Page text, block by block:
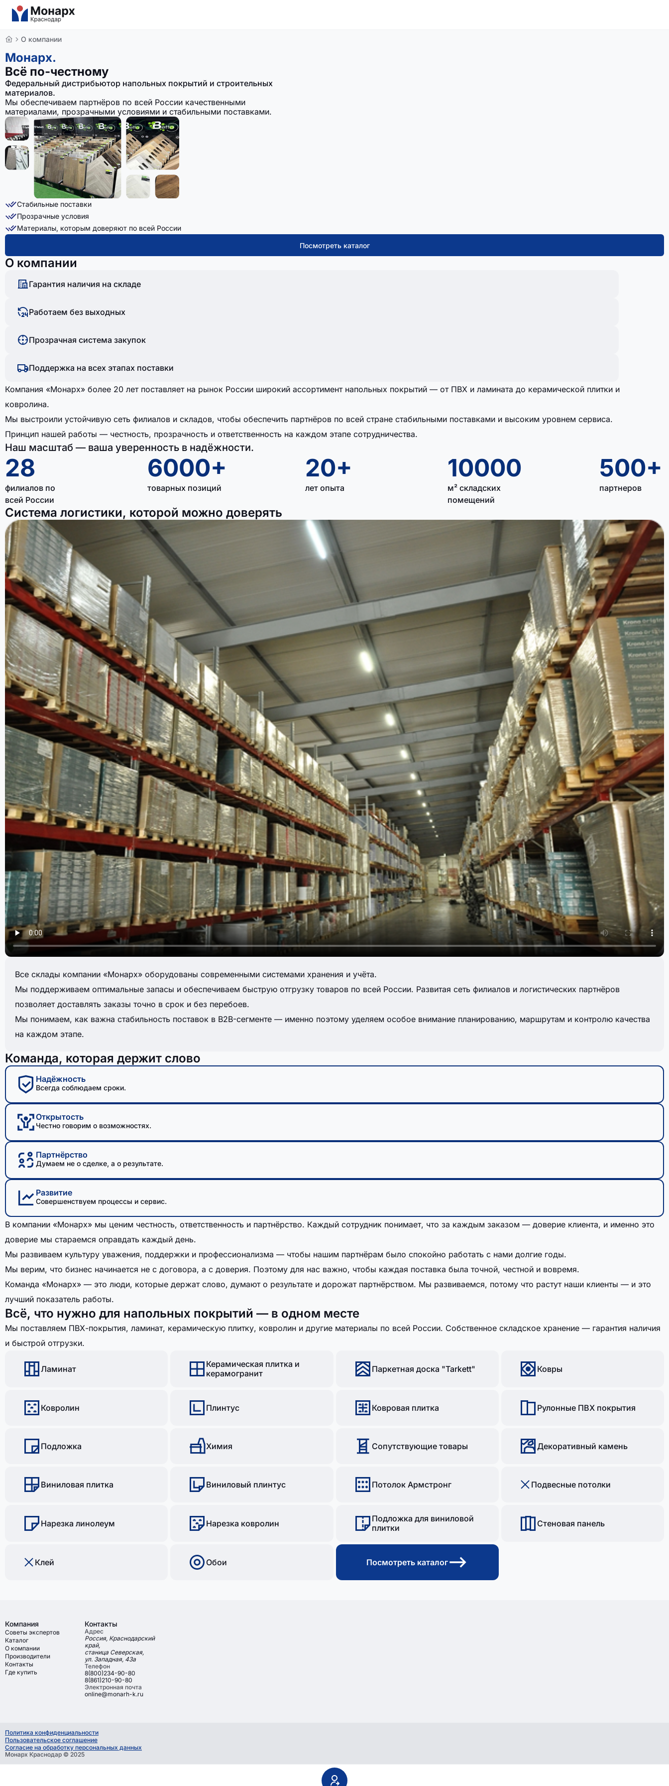
О компании
Монарх.
Всё по-честному
Федеральный дистрибьютор напольных покрытий и строительных
материалов.
Мы обеспечиваем партнёров по всей России качественными
материалами, прозрачными условиями и стабильными поставками.
Посмотреть каталог
Стабильные поставки
Прозрачные условия
Материалы, которым доверяют по всей России
О компании
Гарантия наличия на складе
Работаем без выходных
Прозрачная система закупок
Поддержка на всех этапах поставки
Компания «Монарх» более 20 лет поставляет на рынок России широкий ассортимент напольных покрытий — от ПВХ и ламината до керамической плитки и
ковролина.
Мы выстроили устойчивую сеть филиалов и складов, чтобы обеспечить партнёров по всей стране стабильными поставками и высоким уровнем сервиса.
Принцип нашей работы — честность, прозрачность и ответственность на каждом этапе сотрудничества.
Наш масштаб — ваша уверенность в надёжности.
28
филиалов по
всей России
6000+
товарных позиций
20+
лет опыта
10000
м² складских
помещений
500+
партнеров
Система логистики, которой можно доверять
Все склады компании «Монарх» оборудованы современными системами хранения и учёта.
Мы поддерживаем оптимальные запасы и обеспечиваем быструю отгрузку товаров по всей России. Развитая сеть филиалов и логистических партнёров
позволяет доставлять заказы точно в срок и без перебоев.
Мы понимаем, как важна стабильность поставок в B2B-сегменте — именно поэтому уделяем особое внимание планированию, маршрутам и контролю качества
на каждом этапе.
Команда, которая держит слово
В компании «Монарх» мы ценим честность, ответственность и партнёрство. Каждый сотрудник понимает, что за каждым заказом — доверие клиента, и именно это
доверие мы стараемся оправдать каждый день.
Мы развиваем культуру уважения, поддержки и профессионализма — чтобы нашим партнёрам было спокойно работать с нами долгие годы.
Мы верим, что бизнес начинается не с договора, а с доверия. Поэтому для нас важно, чтобы каждая поставка была точной, честной и вовремя.
Команда «Монарх» — это люди, которые держат слово, думают о результате и дорожат партнёрством. Мы развиваемся, потому что растут наши клиенты — и это
лучший показатель работы.
Надёжность
Всегда соблюдаем сроки.
Открытость
Честно говорим о возможностях.
Партнёрство
Думаем не о сделке, а о результате.
Развитие
Совершенствуем процессы и сервис.
Всё, что нужно для напольных покрытий — в одном месте
Мы поставляем ПВХ-покрытия, ламинат, керамическую плитку, ковролин и другие материалы по всей России. Собственное складское хранение — гарантия наличия
и быстрой отгрузки.
Ламинат
Керамическая плитка и
керамогранит
Паркетная доска "Tarkett" Ковры
Ковролин Плинтус Ковровая плитка Рулонные ПВХ покрытия
Подложка Химия Сопутствующие товары Декоративный камень
Виниловая плитка Виниловый плинтус Потолок Армстронг Подвесные потолки
Нарезка линолеум Нарезка ковролин
Подложка для виниловой
плитки
Стеновая панель
Клей Обои Посмотреть каталог
Компания
Советы экспертов
Каталог
О компании
Производители
Контакты
Где купить
Контакты
Адрес
Россия, Краснодарский
край,
станица Северская,
ул. Западная, 43а
Телефон
8(800)234-90-80
8(861)210-90-80
Электронная почта
online@monarh-k.ru
Политика конфиденциальности
Пользовательское соглашение
Согласие на обработку персональных данных
Монарх Краснодар © 2025